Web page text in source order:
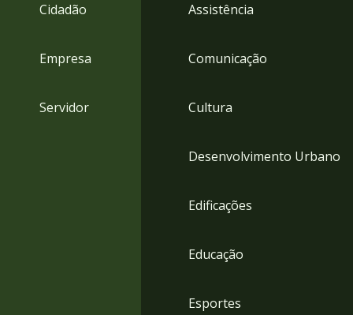
Cidadão
Empresa
Servidor
Assistência
Comunicação
Cultura
Desenvolvimento Urbano
Edificações
Educação
Esportes